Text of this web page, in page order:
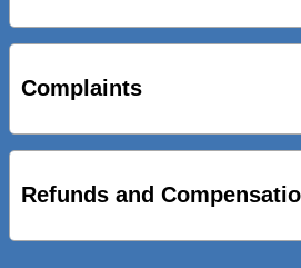
CICLOPEDONALE FAL CONSEGNA
OPERE DEL PROGETTO
AL VIA SERVIZIO DI BIKE SHARING
VAIMOO PER UTENTI FAL SCONTI
Complaints
Refunds and